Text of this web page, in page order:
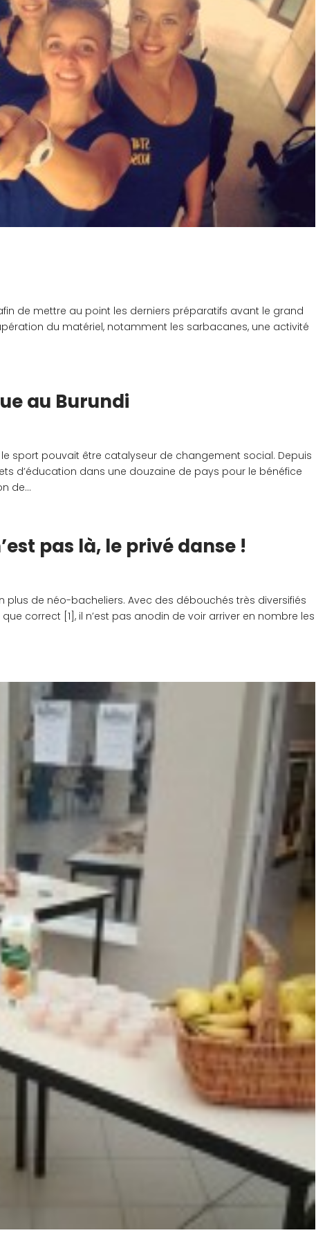
afin de mettre au point les derniers préparatifs avant le grand
du matériel, notamment les sarbacanes, une activité
au Burundi
le sport pouvait être catalyseur de changement social. Depuis
d’éducation dans une douzaine de pays pour le bénéfice
de...
pas là, le privé danse !
plus de néo-bacheliers. Avec des débouchés très diversifiés
correct [1], il n’est pas anodin de voir arriver en nombre les